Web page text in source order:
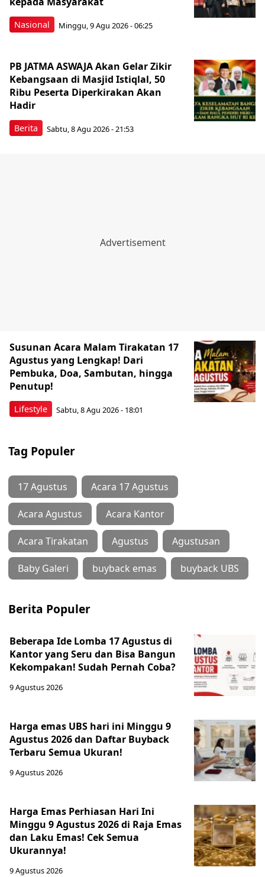
Nasional Minggu, 9 Agu 2026 - 06:25
Berita
PB JATMA ASWAJA Akan Gelar Zikir
Kebangsaan di Masjid Istiqlal, 50
Ribu Peserta Diperkirakan Akan
Hadir
Sabtu, 8 Agu 2026 - 21:53
Lifestyle
Susunan Acara Malam Tirakatan 17
Agustus yang Lengkap! Dari
Pembuka, Doa, Sambutan, hingga
Penutup!
Sabtu, 8 Agu 2026 - 18:01
Tag Populer
17 Agustus Acara 17 Agustus
Acara Agustus Acara Kantor
Acara Tirakatan Agustus Agustusan
Baby Galeri buyback emas buyback UBS
Berita Populer
Beberapa Ide Lomba 17 Agustus di
Kantor yang Seru dan Bisa Bangun
Kekompakan! Sudah Pernah Coba?
9 Agustus 2026
Harga emas UBS hari ini Minggu 9
Agustus 2026 dan Daftar Buyback
Terbaru Semua Ukuran!
9 Agustus 2026
Harga Emas Perhiasan Hari Ini
Minggu 9 Agustus 2026 di Raja Emas
dan Laku Emas! Cek Semua
Ukurannya!
9 Agustus 2026